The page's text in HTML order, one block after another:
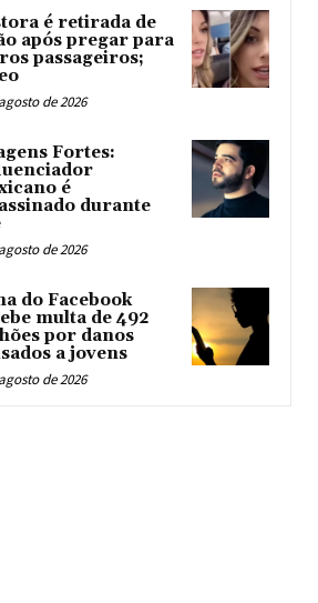
é retirada de
após pregar para
passageiros;
de 2026
Fortes:
é
durante
de 2026
do Facebook
multa de 492
por danos
a jovens
de 2026